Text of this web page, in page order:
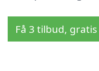
Få 3 tilbud,